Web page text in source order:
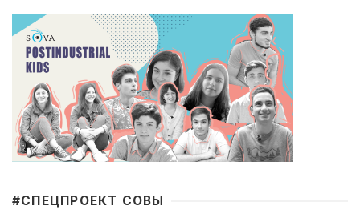
#CПЕЦПРОЕКТ СОВЫ